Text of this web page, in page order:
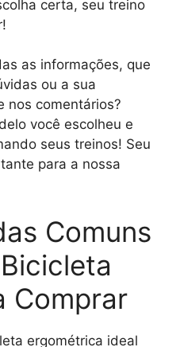
certa, seu treino
as informações, que
ou a sua
nos comentários?
você escolheu e
seus treinos! Seu
para a nossa
Comuns
Comprar
ergométrica ideal